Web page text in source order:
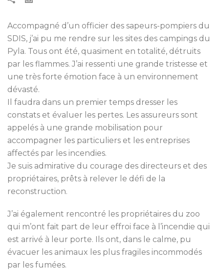
Accompagné d’un officier des sapeurs-pompiers du
SDIS, j’ai pu me rendre sur les sites des campings du
Pyla. Tous ont été, quasiment en totalité, détruits
par les flammes. J’ai ressenti une grande tristesse et
une très forte émotion face à un environnement
dévasté.
Il faudra dans un premier temps dresser les
constats et évaluer les pertes. Les assureurs sont
appelés à une grande mobilisation pour
accompagner les particuliers et les entreprises
affectés par les incendies.
Je suis admirative du courage des directeurs et des
propriétaires, prêts à relever le défi de la
reconstruction.
J’ai également rencontré les propriétaires du zoo
qui m’ont fait part de leur effroi face à l’incendie qui
est arrivé à leur porte. Ils ont, dans le calme, pu
évacuer les animaux les plus fragiles incommodés
par les fumées.